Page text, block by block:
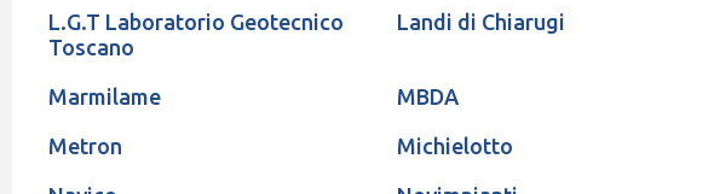
L.G.T Laboratorio Geotecnico
Toscano
Landi di Chiarugi
Marmilame MBDA
Metron Michielotto